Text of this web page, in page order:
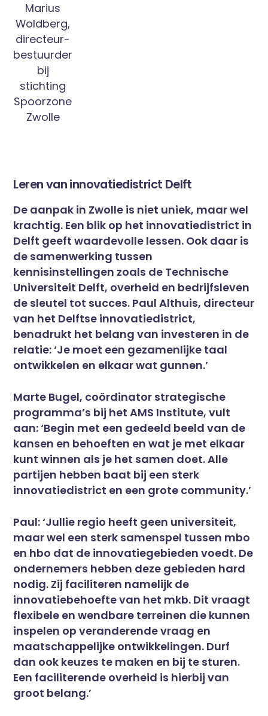
Marius
Woldberg,
directeur-
bestuurder
bij
stichting
Spoorzone
Zwolle
Leren van innovatiedistrict Delft
De aanpak in Zwolle is niet uniek, maar wel
krachtig. Een blik op het innovatiedistrict in
Delft geeft waardevolle lessen. Ook daar is
de samenwerking tussen
kennisinstellingen zoals de Technische
Universiteit Delft, overheid en bedrijfsleven
de sleutel tot succes. Paul Althuis, directeur
van het Delftse innovatiedistrict,
benadrukt het belang van investeren in de
relatie: ‘Je moet een gezamenlijke taal
ontwikkelen en elkaar wat gunnen.’
Marte Bugel, coördinator strategische
programma’s bij het AMS Institute, vult
aan: ‘Begin met een gedeeld beeld van de
kansen en behoeften en wat je met elkaar
kunt winnen als je het samen doet. Alle
partijen hebben baat bij een sterk
innovatiedistrict en een grote community.’
Paul: ‘Jullie regio heeft geen universiteit,
maar wel een sterk samenspel tussen mbo
en hbo dat de innovatiegebieden voedt. De
ondernemers hebben deze gebieden hard
nodig. Zij faciliteren namelijk de
innovatiebehoefte van het mkb. Dit vraagt
flexibele en wendbare terreinen die kunnen
inspelen op veranderende vraag en
maatschappelijke ontwikkelingen. Durf
dan ook keuzes te maken en bij te sturen.
Een faciliterende overheid is hierbij van
groot belang.’